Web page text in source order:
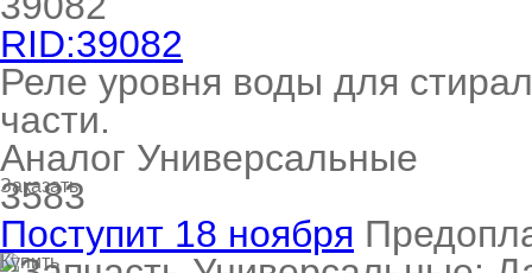
RID:39082
Реле уровня воды для
части.
Аналог Универсальные
Заказать
3583
Поступит 18 ноября
Купить